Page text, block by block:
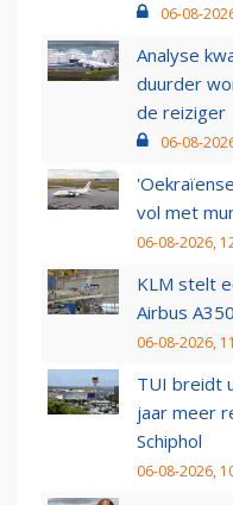
06-08-
Analyse
duurder
de reiziger
06-08-
vol met
06-08-2026,
KLM stelt
Airbus
06-08-2026,
TUI breidt
jaar meer
Schiphol
06-08-2026,